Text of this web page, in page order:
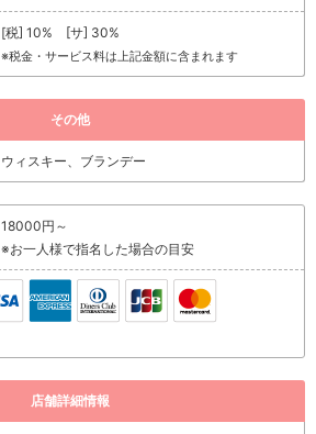
[税] 10% [サ] 30%
※税金・サービス料は上記金額に含まれます
その他
ウィスキー、ブランデー
18000円～
※お一人様で指名した場合の目安
店舗詳細情報